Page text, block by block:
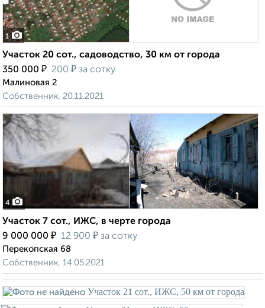
1
Участок 20 сот., садоводство, 30 км от города
350 000 ₽ 200 ₽ за сотку
Малиновая 2
Собственник, 20.11.2021
4
Участок 7 сот., ИЖС, в черте города
9 000 000 ₽ 12 900 ₽ за сотку
Перекопская 68
Собственник, 14.05.2021